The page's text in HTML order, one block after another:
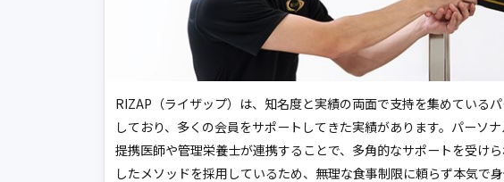
RIZAP（ライザップ）は、知名度と実績の両面で支持を集めている
しており、多くの会員をサポートしてきた実績があります。パーソ
提携医師や管理栄養士が連携することで、多角的なサポートを受け
したメソッドを採用しているため、無理な食事制限に頼らず本気で